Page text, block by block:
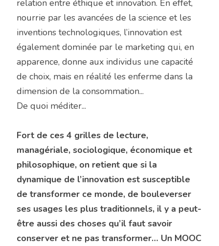
relation entre éthique et innovation. En effet,
nourrie par les avancées de la science et les
inventions technologiques, l’innovation est
également dominée par le marketing qui, en
apparence, donne aux individus une capacité
de choix, mais en réalité les enferme dans la
dimension de la consommation...
De quoi méditer...
Fort de ces 4 grilles de lecture,
managériale, sociologique, économique et
philosophique, on retient que si la
dynamique de l’innovation est susceptible
de transformer ce monde, de bouleverser
ses usages les plus traditionnels, il y a peut-
être aussi des choses qu’il faut savoir
conserver et ne pas transformer… Un MOOC